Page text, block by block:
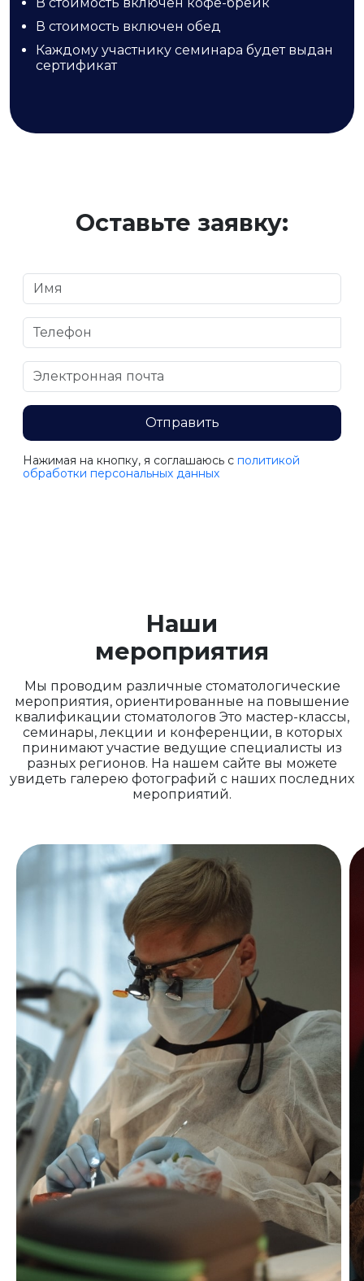
В стоимость включен обед
Каждому участнику семинара будет выдан
сертификат
Оставьте заявку:
Отправить
Нажимая на кнопку, я соглашаюсь c политикой
обработки персональных данных
Наши
мероприятия
Мы проводим различные стоматологические
мероприятия, ориентированные на повышение
квалификации стоматологов Это мастер-классы,
семинары, лекции и конференции, в которых
принимают участие ведущие специалисты из
разных регионов. На нашем сайте вы можете
увидеть галерею фотографий с наших последних
мероприятий.